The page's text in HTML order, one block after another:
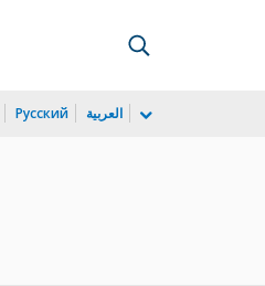
Русский العربية